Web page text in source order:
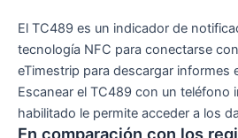
El TC489 es un indicador de
tecnología NFC para conectarse
eTimestrip para descargar informes
Escanear el TC489 con un teléfono
habilitado le permite acceder a los
En comparación con los